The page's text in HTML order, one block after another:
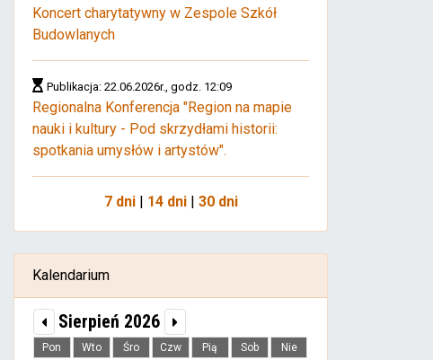
Koncert charytatywny w Zespole Szkół
Budowlanych
Publikacja: 22.06.2026r., godz. 12:09
Regionalna Konferencja "Region na mapie
nauki i kultury - Pod skrzydłami historii:
spotkania umysłów i artystów".
7 dni| 14 dni| 30 dni
Kalendarium
Sierpień 2026
Pon Wto Śro Czw Pią Sob Nie